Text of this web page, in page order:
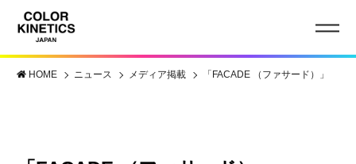
HOME ニュース メディア掲載 「FACADE （ファサード）」